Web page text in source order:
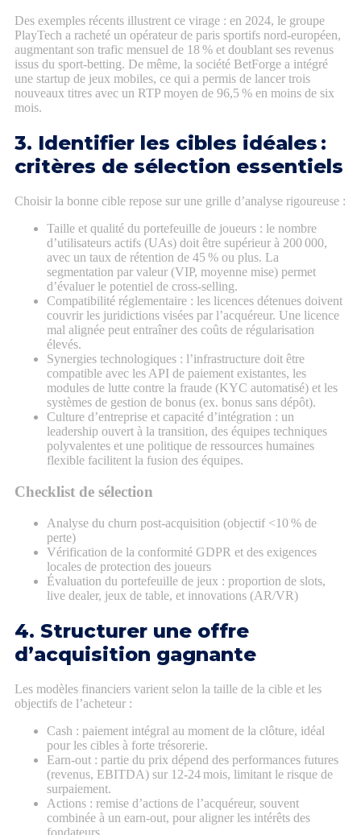
Des exemples récents illustrent ce virage : en 2024, le groupe
PlayTech a racheté un opérateur de paris sportifs nord‑européen,
augmentant son trafic mensuel de 18 % et doublant ses revenus
issus du sport‑betting. De même, la société BetForge a intégré
une startup de jeux mobiles, ce qui a permis de lancer trois
nouveaux titres avec un RTP moyen de 96,5 % en moins de six
mois.
3. Identifier les cibles idéales :
critères de sélection essentiels
Choisir la bonne cible repose sur une grille d’analyse rigoureuse :
Taille et qualité du portefeuille de joueurs : le nombre
d’utilisateurs actifs (UAs) doit être supérieur à 200 000,
avec un taux de rétention de 45 % ou plus. La
segmentation par valeur (VIP, moyenne mise) permet
d’évaluer le potentiel de cross‑selling.
Compatibilité réglementaire : les licences détenues doivent
couvrir les juridictions visées par l’acquéreur. Une licence
mal alignée peut entraîner des coûts de régularisation
élevés.
Synergies technologiques : l’infrastructure doit être
compatible avec les API de paiement existantes, les
modules de lutte contre la fraude (KYC automatisé) et les
systèmes de gestion de bonus (ex. bonus sans dépôt).
Culture d’entreprise et capacité d’intégration : un
leadership ouvert à la transition, des équipes techniques
polyvalentes et une politique de ressources humaines
flexible facilitent la fusion des équipes.
Checklist de sélection
Analyse du churn post‑acquisition (objectif <10 % de
perte)
Vérification de la conformité GDPR et des exigences
locales de protection des joueurs
Évaluation du portefeuille de jeux : proportion de slots,
live dealer, jeux de table, et innovations (AR/VR)
4. Structurer une offre
d’acquisition gagnante
Les modèles financiers varient selon la taille de la cible et les
objectifs de l’acheteur :
Cash : paiement intégral au moment de la clôture, idéal
pour les cibles à forte trésorerie.
Earn‑out : partie du prix dépend des performances futures
(revenus, EBITDA) sur 12‑24 mois, limitant le risque de
surpaiement.
Actions : remise d’actions de l’acquéreur, souvent
combinée à un earn‑out, pour aligner les intérêts des
fondateurs.